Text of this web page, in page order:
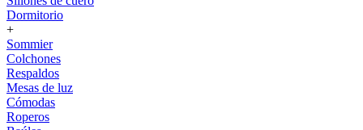
Dormitorio
+
Sommier
Colchones
Respaldos
Mesas de luz
Cómodas
Roperos